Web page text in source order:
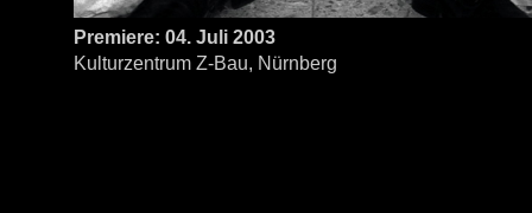
Premiere: 04. Juli 2003
Kulturzentrum Z-Bau, Nürnberg